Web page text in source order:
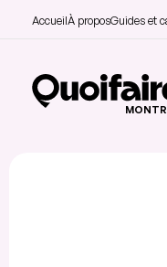
AccueilÀ proposGuides et